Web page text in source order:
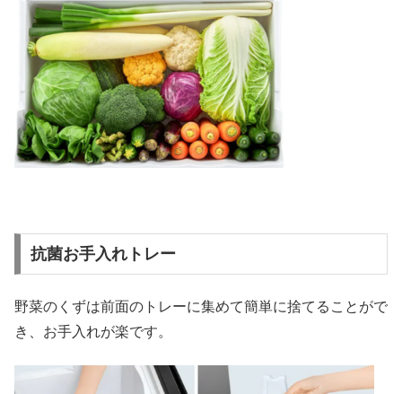
抗菌お手入れトレー
野菜のくずは前面のトレーに集めて簡単に捨てることがで
き、お手入れが楽です。